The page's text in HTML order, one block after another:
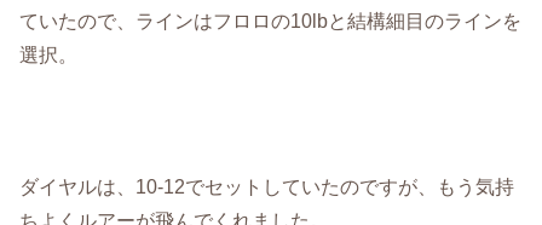
ていたので、ラインはフロロの10lbと結構細目のラインを
選択。
ダイヤルは、10-12でセットしていたのですが、もう気持
ちよくルアーが飛んでくれました。